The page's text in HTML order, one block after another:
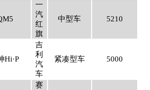
一
汽
红
旗
中型车 5210
Hi·P
吉
利
汽
车
紧凑型车 5000
赛